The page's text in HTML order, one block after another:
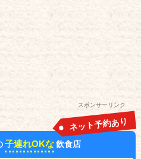
スポンサーリンク
子連れOKな 飲食店
ネット予約あり